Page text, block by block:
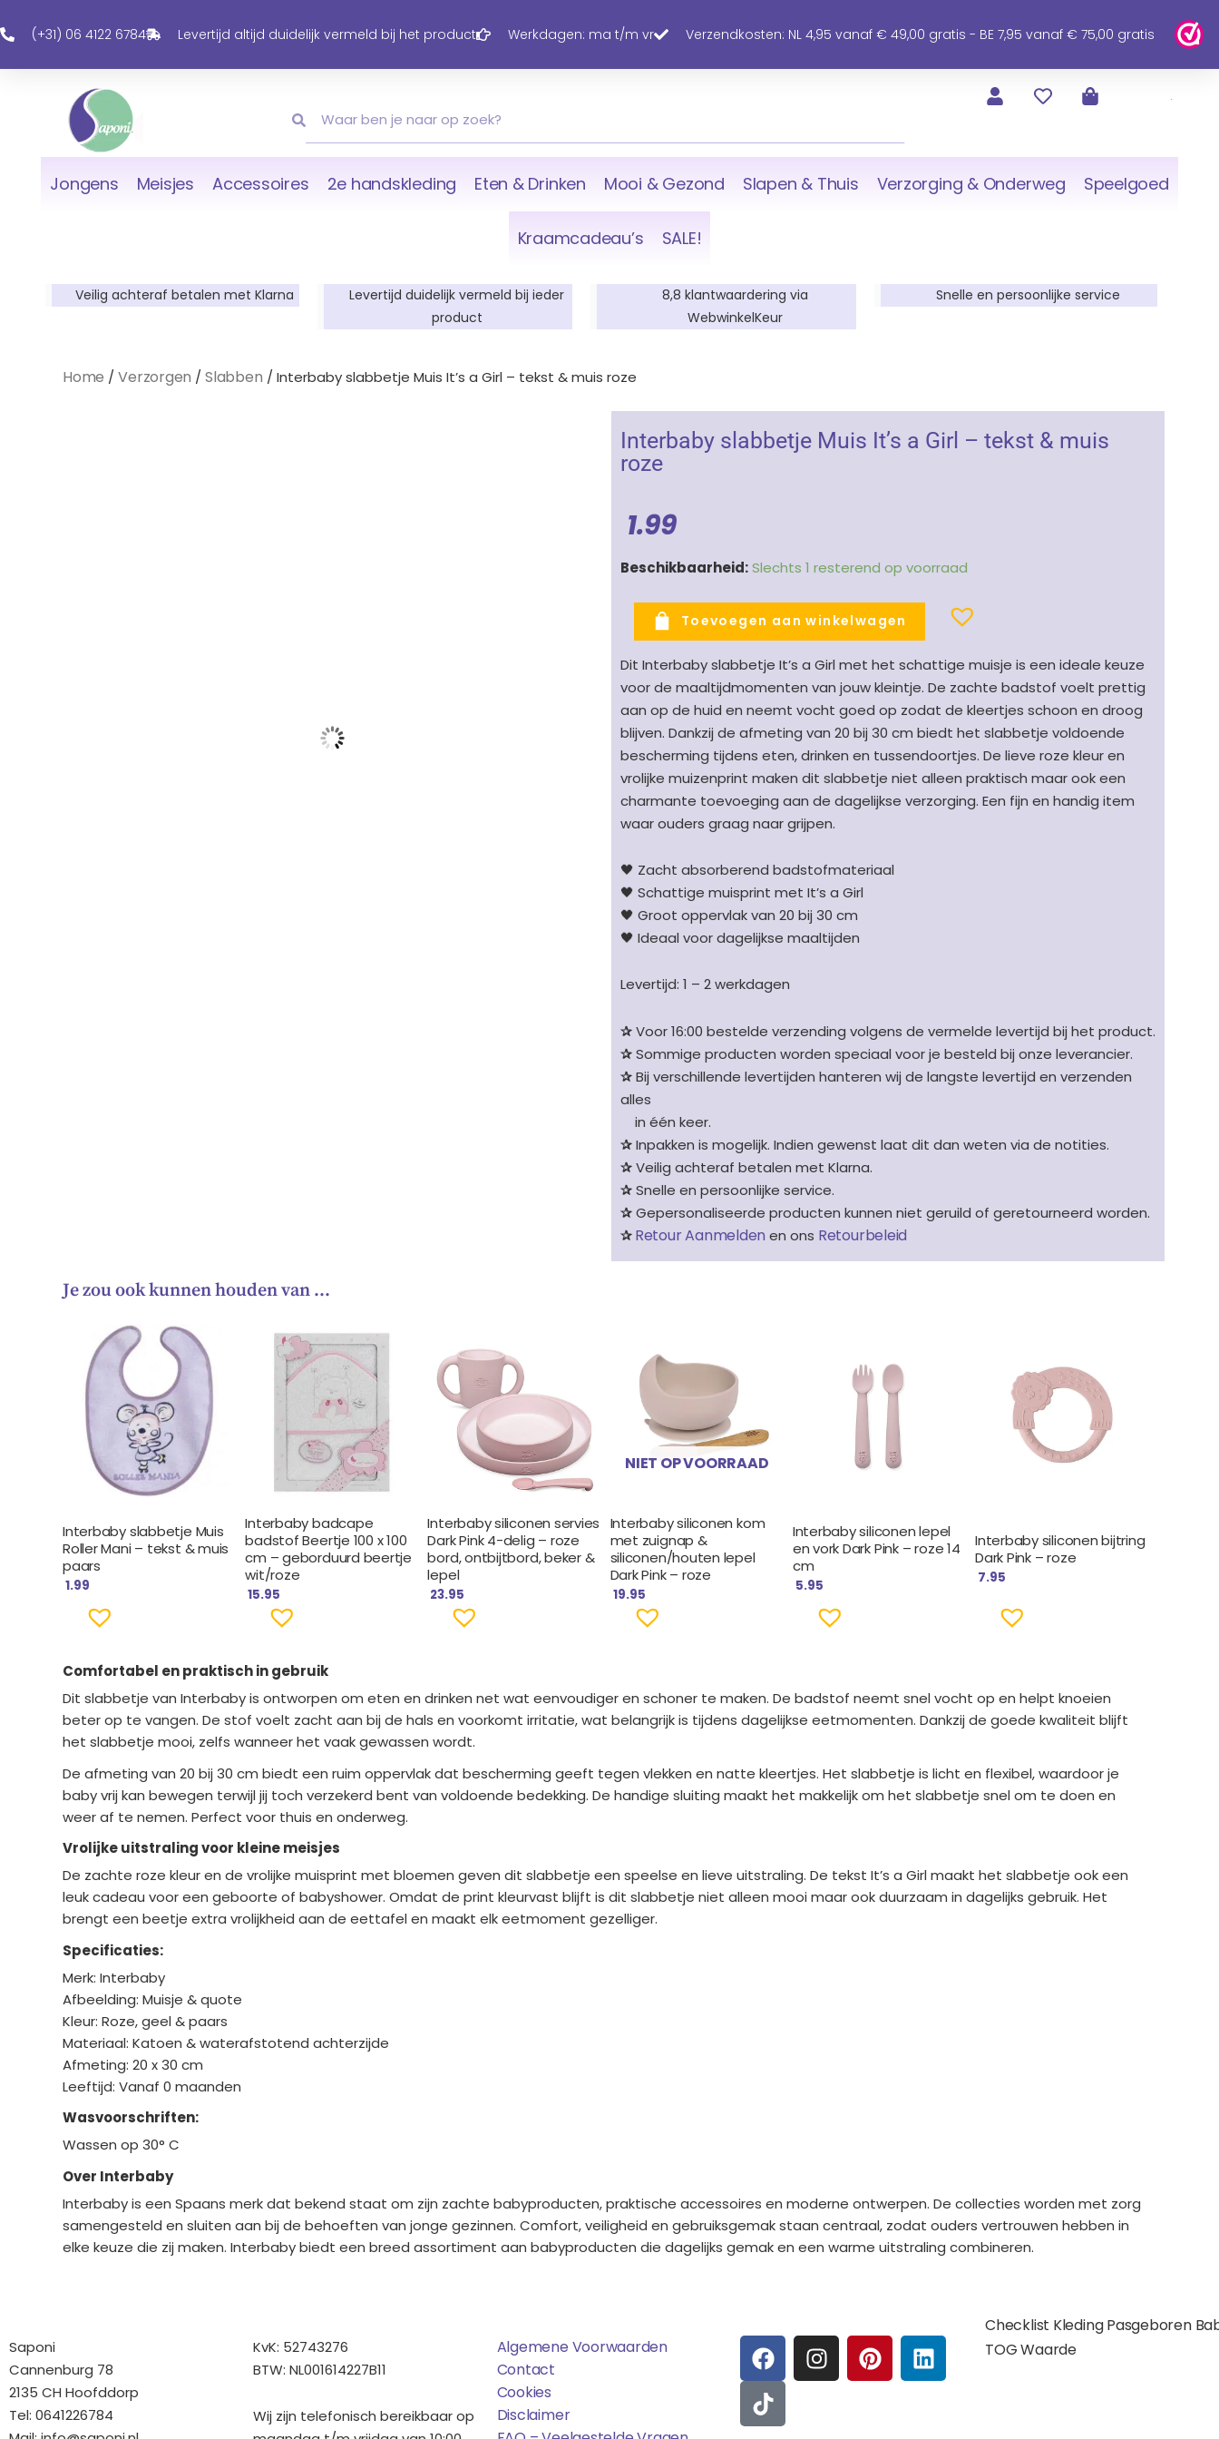
Naar
Inhoud
(+31) 06 4122 6784 Levertijd altijd duidelijk vermeld bij het product Werkdagen: ma t/m vr Verzendkosten: NL 4,95 vanaf € 49,00 gratis - BE 7,95 vanaf € 75,00 gratis
Jongens Meisjes Accessoires 2e handskleding Eten & Drinken Mooi & Gezond Slapen & Thuis Verzorging & Onderweg Speelgoed
Kraamcadeau’s SALE!
Veilig achteraf betalen met Klarna
Levertijd duidelijk vermeld bij ieder
product
8,8 klantwaardering via
WebwinkelKeur
Snelle en persoonlijke service
Home /Verzorgen /Slabben / Interbaby slabbetje Muis It’s a Girl – tekst & muis roze
Interbaby slabbetje Muis It’s a Girl – tekst & muis
roze
1.99
Beschikbaarheid:Slechts 1 resterend op voorraad
Interbaby
a
tekst
&
muis
roze
Toevoegen aan winkelwagen
Dit Interbaby slabbetje It’s a Girl met het schattige muisje is een ideale keuze
voor de maaltijdmomenten van jouw kleintje. De zachte badstof voelt prettig
aan op de huid en neemt vocht goed op zodat de kleertjes schoon en droog
blijven. Dankzij de afmeting van 20 bij 30 cm biedt het slabbetje voldoende
bescherming tijdens eten, drinken en tussendoortjes. De lieve roze kleur en
vrolijke muizenprint maken dit slabbetje niet alleen praktisch maar ook een
charmante toevoeging aan de dagelijkse verzorging. Een fijn en handig item
waar ouders graag naar grijpen.
🖤 Zacht absorberend badstofmateriaal
🖤 Schattige muisprint met It’s a Girl
🖤 Groot oppervlak van 20 bij 30 cm
🖤 Ideaal voor dagelijkse maaltijden
Levertijd: 1 – 2 werkdagen
✰Voor 16:00 bestelde verzending volgens de vermelde levertijd bij het product.
✰Sommige producten worden speciaal voor je besteld bij onze leverancier.
✰Bij verschillende levertijden hanteren wij de langste levertijd en verzenden
alles
in één keer.
✰Inpakken is mogelijk. Indien gewenst laat dit dan weten via de notities.
✰Veilig achteraf betalen met Klarna.
✰Snelle en persoonlijke service.
✰Gepersonaliseerde producten kunnen niet geruild of geretourneerd worden.
✰Retour Aanmelden en ons Retourbeleid
Je zou ook kunnen houden van …
Interbaby slabbetje Muis
Roller Mani – tekst & muis
paars
1.99
Interbaby badcape
badstof Beertje 100 x 100
cm – geborduurd beertje
wit/roze
15.95
Interbaby siliconen servies
Dark Pink 4-delig – roze
bord, ontbijtbord, beker &
lepel
23.95
NIET OP VOORRAAD
Interbaby siliconen kom
met zuignap &
siliconen/houten lepel
Dark Pink – roze
19.95
Interbaby siliconen lepel
en vork Dark Pink – roze 14
cm
5.95
Interbaby siliconen bijtring
Dark Pink – roze
7.95
Comfortabel en praktisch in gebruik
Dit slabbetje van Interbaby is ontworpen om eten en drinken net wat eenvoudiger en schoner te maken. De badstof neemt snel vocht op en helpt knoeien
beter op te vangen. De stof voelt zacht aan bij de hals en voorkomt irritatie, wat belangrijk is tijdens dagelijkse eetmomenten. Dankzij de goede kwaliteit blijft
het slabbetje mooi, zelfs wanneer het vaak gewassen wordt.
De afmeting van 20 bij 30 cm biedt een ruim oppervlak dat bescherming geeft tegen vlekken en natte kleertjes. Het slabbetje is licht en flexibel, waardoor je
baby vrij kan bewegen terwijl jij toch verzekerd bent van voldoende bedekking. De handige sluiting maakt het makkelijk om het slabbetje snel om te doen en
weer af te nemen. Perfect voor thuis en onderweg.
Vrolijke uitstraling voor kleine meisjes
De zachte roze kleur en de vrolijke muisprint met bloemen geven dit slabbetje een speelse en lieve uitstraling. De tekst It’s a Girl maakt het slabbetje ook een
leuk cadeau voor een geboorte of babyshower. Omdat de print kleurvast blijft is dit slabbetje niet alleen mooi maar ook duurzaam in dagelijks gebruik. Het
brengt een beetje extra vrolijkheid aan de eettafel en maakt elk eetmoment gezelliger.
Specificaties:
Merk: Interbaby
Afbeelding: Muisje & quote
Kleur: Roze, geel & paars
Materiaal: Katoen & waterafstotend achterzijde
Afmeting: 20 x 30 cm
Leeftijd: Vanaf 0 maanden
Wasvoorschriften:
Wassen op 30° C
Over Interbaby
Interbaby is een Spaans merk dat bekend staat om zijn zachte babyproducten, praktische accessoires en moderne ontwerpen. De collecties worden met zorg
samengesteld en sluiten aan bij de behoeften van jonge gezinnen. Comfort, veiligheid en gebruiksgemak staan centraal, zodat ouders vertrouwen hebben in
elke keuze die zij maken. Interbaby biedt een breed assortiment aan babyproducten die dagelijks gemak en een warme uitstraling combineren.
Saponi
Cannenburg 78
2135 CH Hoofddorp
Tel: 0641226784
KvK: 52743276
BTW: NL001614227B11
Wij zijn telefonisch bereikbaar op
Algemene Voorwaarden
Contact
Cookies
Disclaimer
F
A
C
E
I
N
S
P
I
N
L
I
N
T
I
K
T
Checklist Kleding Pasgeboren
TOG Waarde